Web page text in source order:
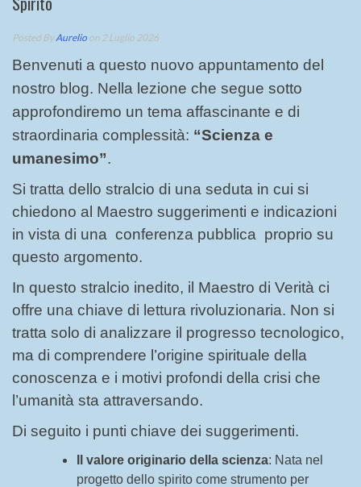
Posted ByAurelio on 2 Luglio 2026
Benvenuti a questo nuovo appuntamento del
nostro blog. Nella lezione che segue sotto
approfondiremo un tema affascinante e di
straordinaria complessità: “Scienza e
umanesimo”.
Si tratta dello stralcio di una seduta in cui si
chiedono al Maestro suggerimenti e indicazioni
in vista di una conferenza pubblica proprio su
questo argomento.
In questo stralcio inedito, il Maestro di Verità ci
offre una chiave di lettura rivoluzionaria. Non si
tratta solo di analizzare il progresso tecnologico,
ma di comprendere l’origine spirituale della
conoscenza e i motivi profondi della crisi che
l’umanità sta attraversando.
Di seguito i punti chiave dei suggerimenti.
Il valore originario della scienza: Nata nel
progetto dello spirito come strumento per